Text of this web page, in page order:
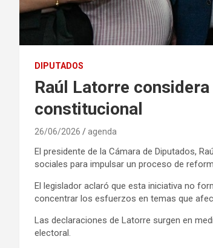
DIPUTADOS
Raúl Latorre
constitucional
26/06/2026 agenda
El presidente de la Cámara de Diputados,
sociales para impulsar un proceso de
El legislador aclaró que esta iniciativa no
concentrar los esfuerzos en temas que
Las declaraciones de Latorre surgen en
electoral.